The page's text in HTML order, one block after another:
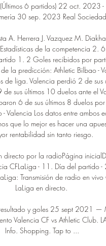
(Últimos 6 partidos) 22 oct. 2023
30 sep. 2023 Real
A. Herrera J. Vazquez M.
de la competencia 2.
1. 2 Goles recibidos por
la predicción: Athletic Bilbao -
de liga. Valencia perdió 2 de sus
sus últimos 10 duelos ante el
6 de sus últimos 8 duelos
Valencia Los datos entre ambos
que lo mejor es hacer una
rentabilidad sin tanto riesgo.
directo por la radioPágina
CFLaLiga - 11. Día del
Transmisión de radio en
LaLiga en directo.
y goles 25 sept 2021
Valencia CF vs Athletic Club.
Info. Shopping. Tap to ...